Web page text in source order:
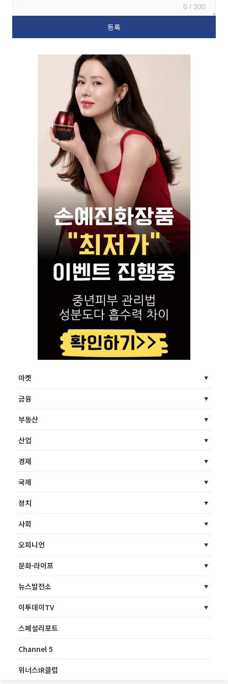
0 / 300
마켓
금융
부동산
산업
경제
국제
정치
사회
오피니언
문화·라이프
뉴스발전소
이투데이TV
스페셜리포트
Channel 5
위너스IR클럽